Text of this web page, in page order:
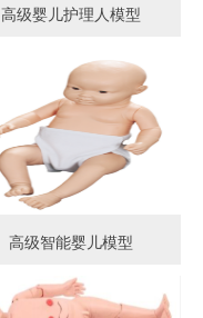
高级婴儿护理人模型
高级智能婴儿模型